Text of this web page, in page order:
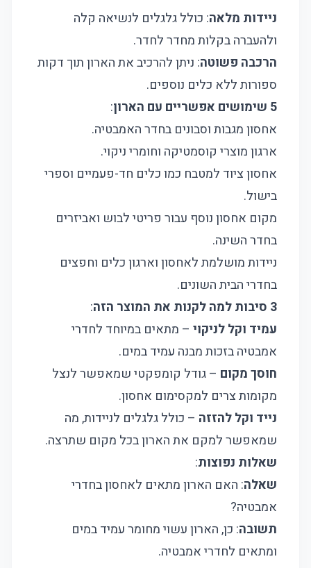
ניידות מלאה: כולל גלגלים לנשיאה קלה
ולהעברה בקלות מחדר לחדר.
הרכבה פשוטה: ניתן להרכיב את הארון תוך דקות
ספורות ללא כלים נוספים.
5 שימושים אפשריים עם הארון
:
אחסון מגבות וסבונים בחדר האמבטיה.
ארגון מוצרי קוסמטיקה וחומרי ניקוי.
אחסון ציוד למטבח כמו כלים חד-פעמיים וספרי
בישול.
מקום אחסון נוסף עבור פריטי לבוש ואביזרים
בחדר השינה.
ניידות מושלמת לאחסון וארגון כלים וחפצים
בחדרי הבית השונים.
3 סיבות למה לקנות את המוצר הזה
:
עמיד וקל לניקוי – מתאים במיוחד לחדרי
אמבטיה בזכות מבנה עמיד במים.
חוסך מקום – גודל קומפקטי שמאפשר לנצל
מקומות צרים למקסימום אחסון.
נייד וקל להזזה – כולל גלגלים לניידות, מה
שמאפשר למקם את הארון בכל מקום שתרצה.
שאלות נפוצות:
שאלה: האם הארון מתאים לאחסון בחדרי
אמבטיה?
תשובה: כן, הארון עשוי מחומר עמיד במים
ומתאים לחדרי אמבטיה.